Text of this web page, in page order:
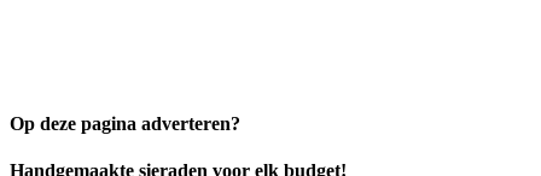
Op deze pagina adverteren?
Handgemaakte sieraden voor elk budget!